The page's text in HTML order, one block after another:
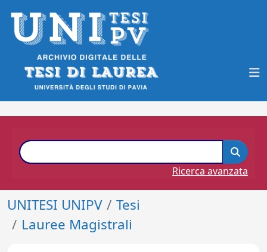
Ricerca avanzata
UNITESI UNIPV
Tesi
Lauree Magistrali